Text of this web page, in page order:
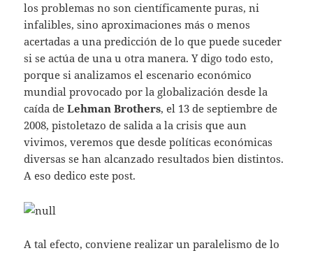
los problemas no son científicamente puras, ni
infalibles, sino aproximaciones más o menos
acertadas a una predicción de lo que puede suceder
si se actúa de una u otra manera. Y digo todo esto,
porque si analizamos el escenario económico
mundial provocado por la globalización desde la
caída deLehman Brothers, el 13 de septiembre de
2008, pistoletazo de salida a la crisis que aun
vivimos, veremos que desde políticas económicas
diversas se han alcanzado resultados bien distintos.
A eso dedico este post.
A tal efecto, conviene realizar un paralelismo de lo